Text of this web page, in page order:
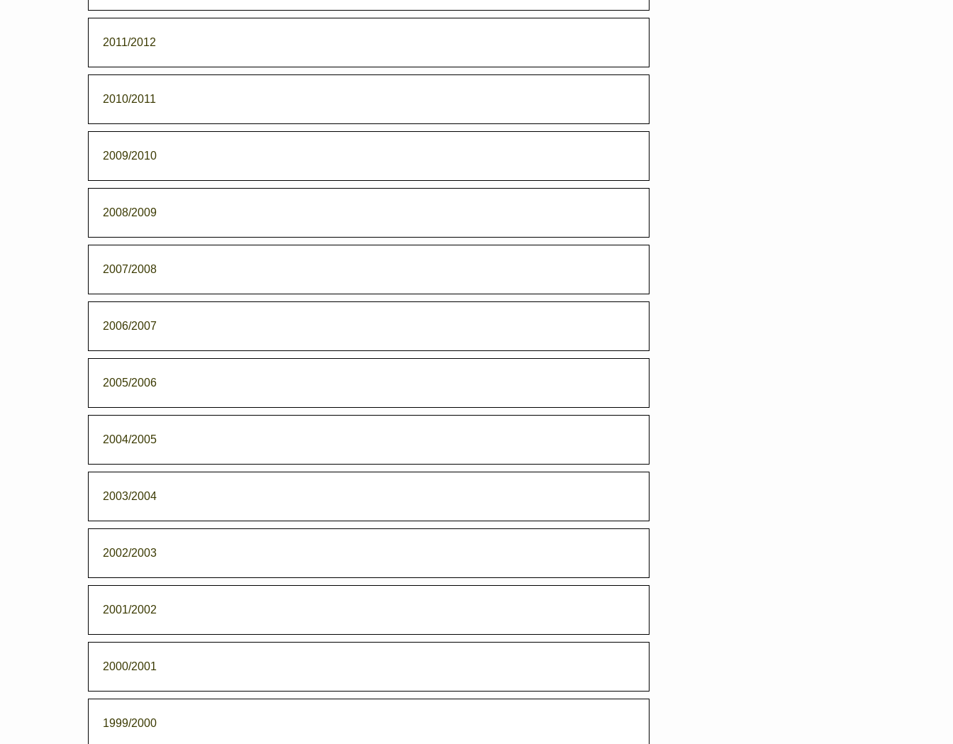
2011/2012
2010/2011
2009/2010
2008/2009
2007/2008
2006/2007
2005/2006
2004/2005
2003/2004
2002/2003
2001/2002
2000/2001
1999/2000